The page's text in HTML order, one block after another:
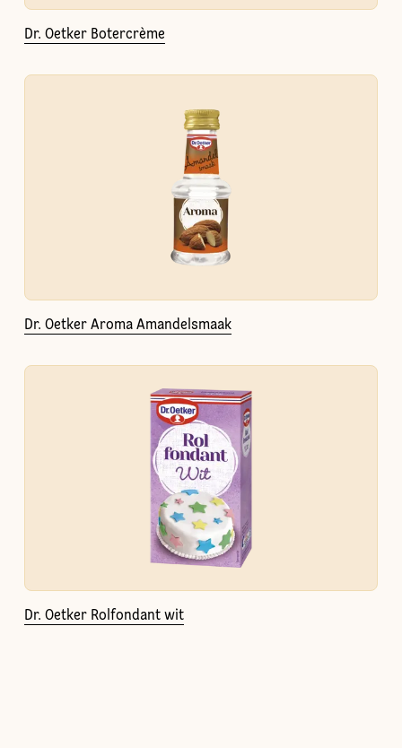
Dr. Oetker Botercrème
Dr. Oetker Aroma Amandelsmaak
Dr. Oetker Rolfondant wit